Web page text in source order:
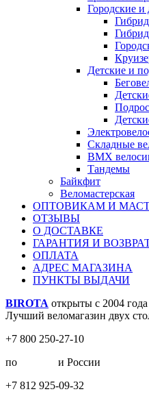
Городские
Детские и
Складные
BMX
Тандемы
Байкфит
Веломастерская
ОПТОВИКАМ И
ОТЗЫВЫ
О ДОСТАВКЕ
ГАРАНТИЯ И
ОПЛАТА
АДРЕС МАГАЗИНА
ПУНКТЫ ВЫДАЧИ
BIROTA открыты с 2004 года
Лучший веломагазин двух
+7 800 250-27-10
по
и России
+7 812 925-09-32